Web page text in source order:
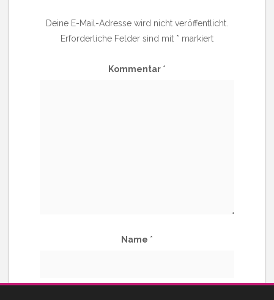
Deine E-Mail-Adresse wird nicht veröffentlicht.
Erforderliche Felder sind mit * markiert
Kommentar *
Name *